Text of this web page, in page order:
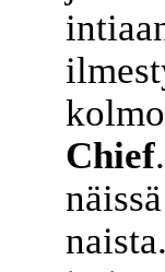
Chief